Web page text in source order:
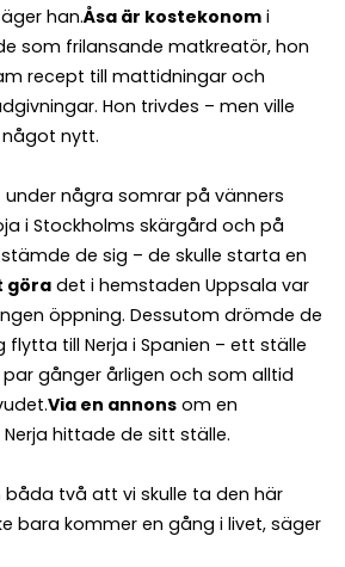
han.Åsa är kostekonom i
som frilansande matkreatör, hon
recept till mattidningar och
Hon trivdes – men ville
nytt.
några somrar på vänners
i Stockholms skärgård och på
de sig – de skulle starta en
göra det i hemstaden Uppsala var
öppning. Dessutom drömde de
till Nerja i Spanien – ett ställe
gånger årligen och som alltid
Via en annons om en
hittade de sitt ställe.
båda två att vi skulle ta den här
bara kommer en gång i livet, säger